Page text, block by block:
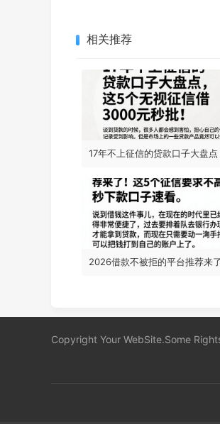
相关推荐
Copyright Your WebSite.Some